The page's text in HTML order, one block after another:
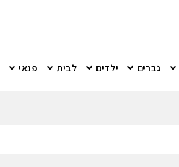
גברים ילדים לבית פנאי